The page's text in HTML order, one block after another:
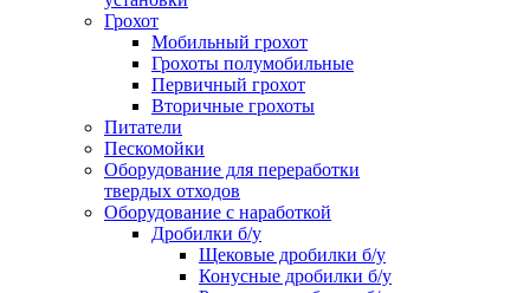
Грохот
Мобильный грохот
Грохоты полумобильные
Первичный грохот
Вторичные грохоты
Питатели
Пескомойки
Оборудование для переработки
твердых отходов
Оборудование с наработкой
Дробилки б/у
Щековые дробилки б/у
Конусные дробилки б/у